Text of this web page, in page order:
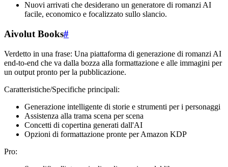
Nuovi arrivati che desiderano un generatore di romanzi AI
facile, economico e focalizzato sullo slancio.
Aivolut Books#
Verdetto in una frase: Una piattaforma di generazione di romanzi AI
end-to-end che va dalla bozza alla formattazione e alle immagini per
un output pronto per la pubblicazione.
Caratteristiche/Specifiche principali:
Generazione intelligente di storie e strumenti per i personaggi
Assistenza alla trama scena per scena
Concetti di copertina generati dall'AI
Opzioni di formattazione pronte per Amazon KDP
Pro: